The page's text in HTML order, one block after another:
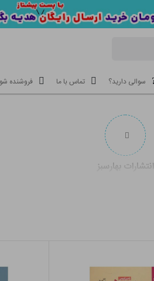
سوالی دارید؟ تماس با ما فروشنده
انتشارات بهارسبز